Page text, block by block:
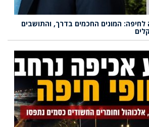
המונים החכמים בדרך, והתושבים